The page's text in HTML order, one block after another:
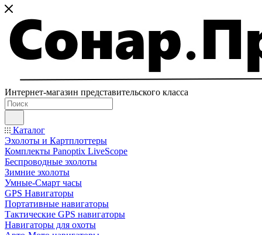
Интернет-магазин представительского класса
Каталог
Эхолоты и Картплоттеры
Комплекты Panoptix LiveScope
Беспроводные эхолоты
Зимние эхолоты
Умные-Смарт часы
GPS Навигаторы
Портативные навигаторы
Тактические GPS навигаторы
Навигаторы для охоты